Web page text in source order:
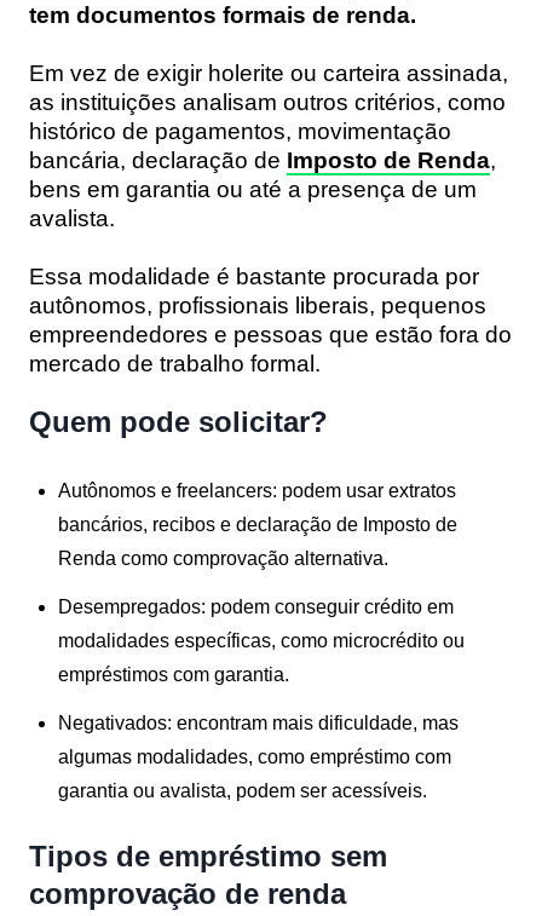
tem documentos formais de renda.
Em vez de exigir holerite ou carteira assinada,
as instituições analisam outros critérios, como
histórico de pagamentos, movimentação
bancária, declaração de Imposto de Renda,
bens em garantia ou até a presença de um
avalista.
Essa modalidade é bastante procurada por
autônomos, profissionais liberais, pequenos
empreendedores e pessoas que estão fora do
mercado de trabalho formal.
Quem pode solicitar?
Autônomos e freelancers: podem usar extratos
bancários, recibos e declaração de Imposto de
Renda como comprovação alternativa.
Desempregados: podem conseguir crédito em
modalidades específicas, como microcrédito ou
empréstimos com garantia.
Negativados: encontram mais dificuldade, mas
algumas modalidades, como empréstimo com
garantia ou avalista, podem ser acessíveis.
Tipos de empréstimo sem
comprovação de renda